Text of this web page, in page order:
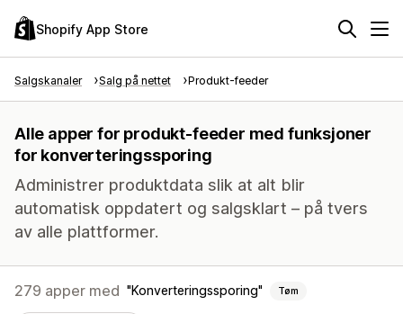
Shopify App Store
Salgskanaler Salg på nettet Produkt-feeder
Alle apper for produkt-feeder med funksjoner
for konverteringssporing
Administrer produktdata slik at alt blir
automatisk oppdatert og salgsklart – på tvers
av alle plattformer.
279 apper med Konverteringssporing Tøm